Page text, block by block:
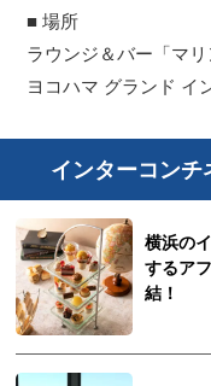
■ 場所
ラウンジ＆バー「マリ
ヨコハマ グランド イ
インターコンチ
横浜の
するア
結！